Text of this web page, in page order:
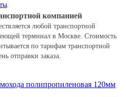
компанией
любой транспортной
терминал в Москве. Стоимость
по тарифам транспортной
отправки заказа.